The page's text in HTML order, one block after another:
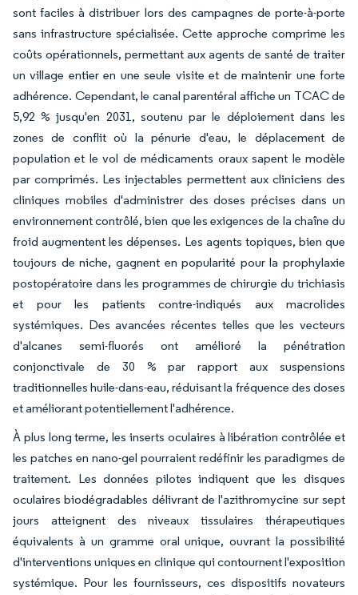
sont faciles à distribuer lors des campagnes de porte-à-porte
sans infrastructure spécialisée. Cette approche comprime les
coûts opérationnels, permettant aux agents de santé de traiter
un village entier en une seule visite et de maintenir une forte
adhérence. Cependant, le canal parentéral affiche un TCAC de
5,92 % jusqu'en 2031, soutenu par le déploiement dans les
zones de conflit où la pénurie d'eau, le déplacement de
population et le vol de médicaments oraux sapent le modèle
par comprimés. Les injectables permettent aux cliniciens des
cliniques mobiles d'administrer des doses précises dans un
environnement contrôlé, bien que les exigences de la chaîne du
froid augmentent les dépenses. Les agents topiques, bien que
toujours de niche, gagnent en popularité pour la prophylaxie
postopératoire dans les programmes de chirurgie du trichiasis
et pour les patients contre-indiqués aux macrolides
systémiques. Des avancées récentes telles que les vecteurs
d'alcanes semi-fluorés ont amélioré la pénétration
conjonctivale de 30 % par rapport aux suspensions
traditionnelles huile-dans-eau, réduisant la fréquence des doses
et améliorant potentiellement l'adhérence.
À plus long terme, les inserts oculaires à libération contrôlée et
les patches en nano-gel pourraient redéfinir les paradigmes de
traitement. Les données pilotes indiquent que les disques
oculaires biodégradables délivrant de l'azithromycine sur sept
jours atteignent des niveaux tissulaires thérapeutiques
équivalents à un gramme oral unique, ouvrant la possibilité
d'interventions uniques en clinique qui contournent l'exposition
systémique. Pour les fournisseurs, ces dispositifs novateurs